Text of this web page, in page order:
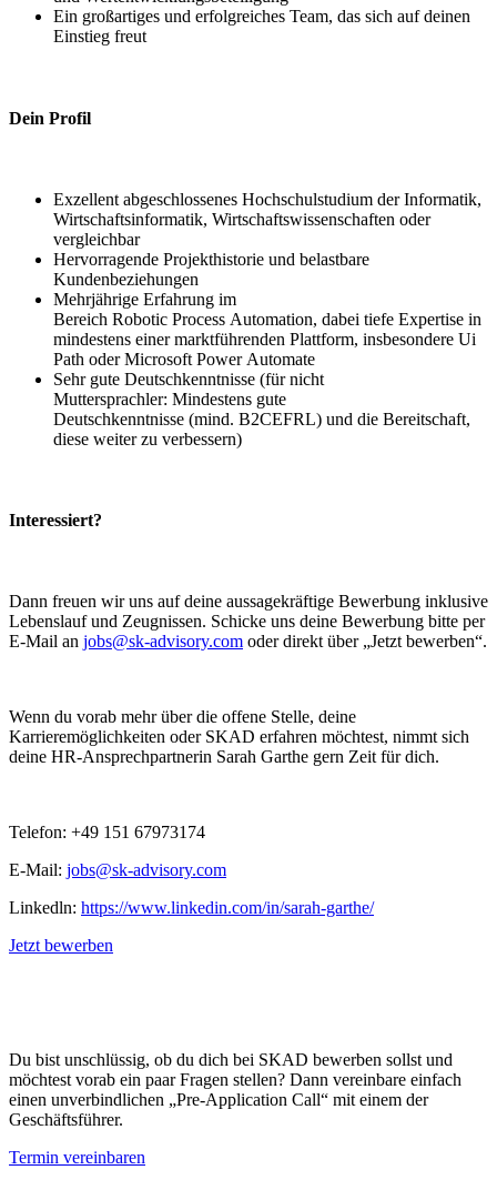
Ein großartiges und erfolgreiches Team, das sich auf deinen
Einstieg freut
Dein Profil
Exzellent abgeschlossenes Hochschulstudium der Informatik,
Wirtschaftsinformatik, Wirtschaftswissenschaften oder
vergleichbar
Hervorragende Projekthistorie und belastbare
Kundenbeziehungen
Mehrjährige Erfahrung im
Bereich Robotic Process Automation, dabei tiefe Expertise in
mindestens einer marktführenden Plattform, insbesondere Ui
Path oder Microsoft Power Automate
Sehr gute Deutschkenntnisse (für nicht
Muttersprachler: Mindestens gute
Deutschkenntnisse (mind. B2CEFRL) und die Bereitschaft,
diese weiter zu verbessern)
Interessiert?
Dann freuen wir uns auf deine aussagekräftige Bewerbung inklusive
Lebenslauf und Zeugnissen. Schicke uns deine Bewerbung bitte per
E-Mail an jobs@sk-advisory.com oder direkt über „Jetzt bewerben“.
Wenn du vorab mehr über die offene Stelle, deine
Karrieremöglichkeiten oder SKAD erfahren möchtest, nimmt sich
deine HR-Ansprechpartnerin Sarah Garthe gern Zeit für dich.
Telefon: +49 151 67973174
E-Mail: jobs@sk-advisory.com
Linkedln: https://www.linkedin.com/in/sarah-garthe/
Jetzt bewerben
Du bist unschlüssig, ob du dich bei SKAD bewerben sollst und
möchtest vorab ein paar Fragen stellen? Dann vereinbare einfach
einen unverbindlichen „Pre-Application Call“ mit einem der
Geschäftsführer.
Termin vereinbaren